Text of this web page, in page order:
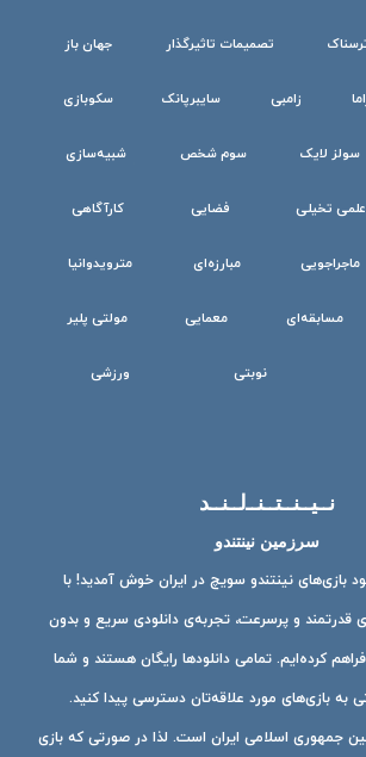
تصمیمات تاثیرگذار جهان باز
زامبی سایبرپانک سکوبازی
سولز لایک سوم شخص شبیه‌سازی
علمی تخیلی فضایی کارآگاهی
ماجراجویی مبارزه‌ای مترویدوانیا
مسابقه‌ای معمایی مولتی پلیر
نوبتی ورزشی
نــیــنــتــنــ‌لــنــد
سرزمین نینتندو
بازی‌های نینتندو سویچ در ایران خوش آمدید! با
قدرتمند و پرسرعت، تجربه‌ی دانلودی سریع و بدون
کرده‌ایم. تمامی دانلودها رایگان هستند و شما
به بازی‌های مورد علاقه‌تان دسترسی پیدا کنید.
جمهوری اسلامی ایران است. لذا در صورتی که بازی